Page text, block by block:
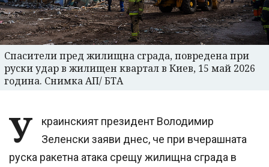
Спасители пред жилищна сграда, повредена при
руски удар в жилищен квартал в Киев, 15 май 2026
година. Снимка АП/ БТА
У
краинският президент Володимир
Зеленски заяви днес, че при вчерашната
руска ракетна атака срещу жилищна сграда в